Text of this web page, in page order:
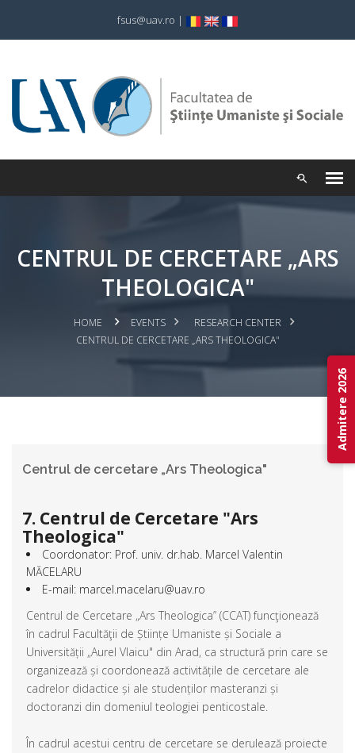
fsus@uav.ro |
CENTRUL DE CERCETARE „ARS
THEOLOGICA"
HOME EVENTS
RESEARCH CENTER
CENTRUL DE CERCETARE „ARS THEOLOGICA"
Centrul de cercetare „Ars Theologica"
7. Centrul de Cercetare "Ars
Theologica"
Coordonator: Prof. univ. dr.hab. Marcel Valentin
MĂCELARU
E-mail: marcel.macelaru@uav.ro
Centrul de Cercetare „Ars Theologica” (CCAT) funcţionează
în cadrul Facultăţii de Științe Umaniste și Sociale a
Universității „Aurel Vlaicu" din Arad, ca structură prin care se
organizează și coordonează activitățile de cercetare ale
cadrelor didactice și ale studenților masteranzi și
doctoranzi din domeniul teologiei penticostale.
În cadrul acestui centru de cercetare se derulează proiecte
Admitere 2026